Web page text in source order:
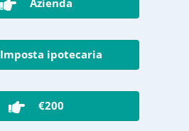
Azienda
Imposta ipotecaria
€200